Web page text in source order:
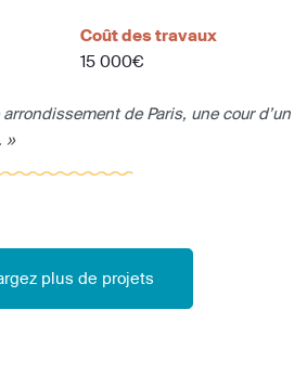
Coût des travaux
15 000€
de Paris, une cour d’un
»
plus de projets